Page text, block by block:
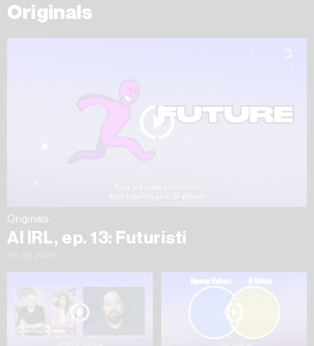
Originals
Originals
AI IRL, ep. 13: Futuristi